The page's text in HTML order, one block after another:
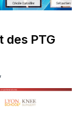
PTG